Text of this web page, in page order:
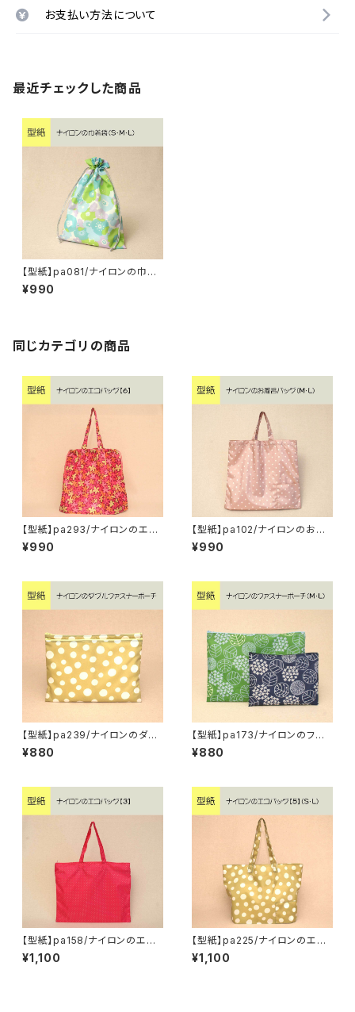
お支払い方法について
最近チェックした商品
【型紙】pa081/ナイロンの巾着
袋（S・M・L）
¥990
同じカテゴリの商品
【型紙】pa293/ナイロンのエコ
バッグ【6】
¥990
【型紙】pa102/ナイロンのお風
呂バッグ（M・L）
¥990
【型紙】pa239/ナイロンのダブ
ルファスナーポーチ
¥880
【型紙】pa173/ナイロンのファ
スナーポーチ（M・L）
¥880
【型紙】pa158/ナイロンのエコ
バッグ【3】
¥1,100
【型紙】pa225/ナイロンのエコ
バッグ【5】（S・M）
¥1,100